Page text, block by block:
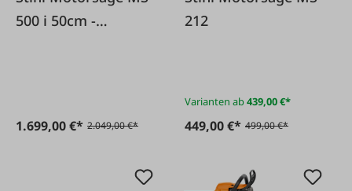
500 i 50cm -
1.699,00 €* 2.049,00 €*
212
Varianten ab439,00 €*
449,00 €* 499,00 €*